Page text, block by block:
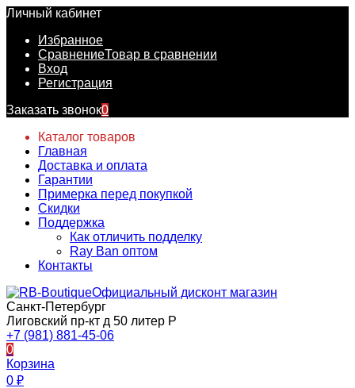
Личный кабинет
Избранное
СравнениеТовар в сравнении
Вход
Регистрация
Заказать звонок0
Каталог товаров
Главная
Доставка и оплата
Гарантии
Примерка перед покупкой
Скидки
Поддержка
Как отличить подделку
Ray Ban оптом
Контакты
Официальный дисконт магазин
Санкт-Петербург
Лиговский пр-кт д 50 литер Р
+7 (981) 881-45-06
0
Корзина
0 ₽